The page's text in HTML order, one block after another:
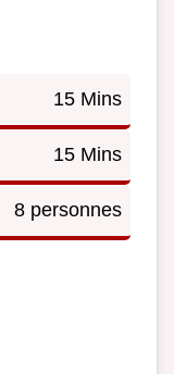
15 Mins
15 Mins
8 personnes